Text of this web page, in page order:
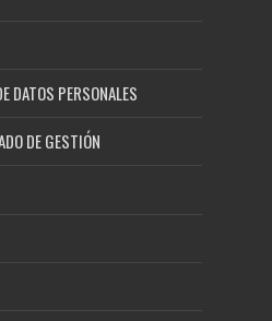
DATOS PERSONALES
DE GESTIÓN